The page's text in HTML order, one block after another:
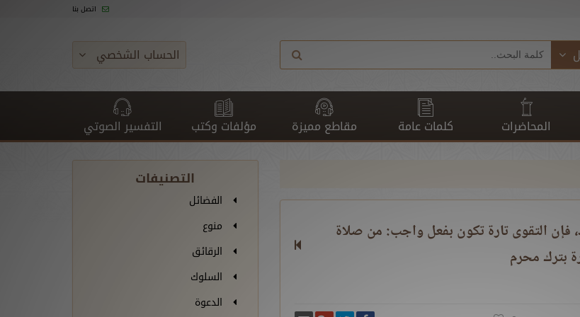
اتصل بنا
الحساب الشخصي
المحاضرات كلمات عامة مقاطع مميزة مؤلفات وكتب التفسير الصوتي
فإن التقوى تارة تكون بفعل واجب: من صلاة
بترك محرم
التصنيفات
الفضائل
منوع
الرقائق
السلوك
الدعوة